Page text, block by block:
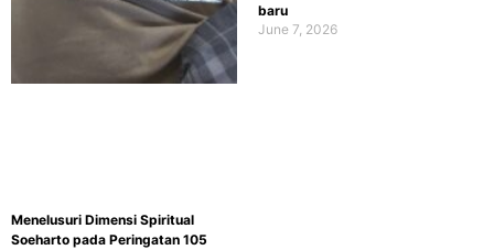
Menelusuri Dimensi Spiritual
Soeharto pada Peringatan 105
baru
June 7, 2026